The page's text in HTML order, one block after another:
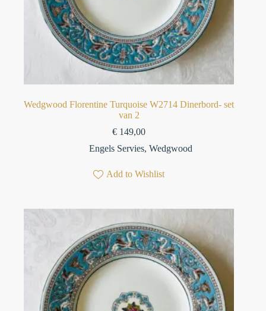
Wedgwood Florentine Turquoise W2714 Dinerbord- set
van 2
€ 149,00
Engels Servies,Wedgwood
Add to Wishlist